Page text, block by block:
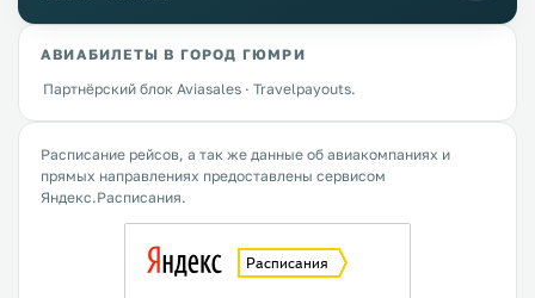
АВИАБИЛЕТЫ В ГОРОД ГЮМРИ
Партнёрский блок Aviasales · Travelpayouts.
Расписание рейсов, а так же данные об авиакомпаниях и
прямых направлениях предоставлены сервисом
Яндекс.Расписания.